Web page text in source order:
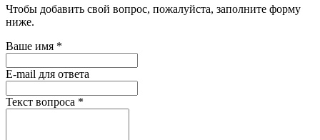
Чтобы добавить свой вопрос, пожалуйста, заполните форму
ниже.
Ваше имя *
E-mail для ответа
Текст вопроса *